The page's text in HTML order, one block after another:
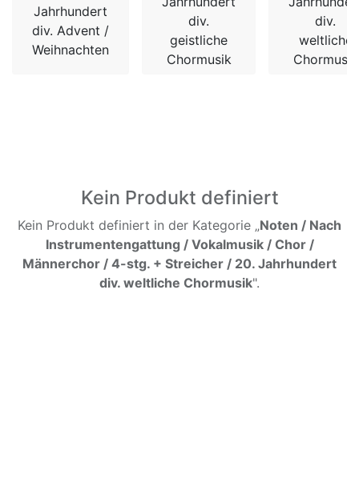
Jahrhundert
div. Advent /
Weihnachten
div.
geistliche
Chormusik
div.
weltliche
Chormusik
Kein Produkt definiert
Kein Produkt definiert in der Kategorie „Noten / Nach
Instrumentengattung / Vokalmusik / Chor /
Männerchor / 4-stg. + Streicher / 20. Jahrhundert
div. weltliche Chormusik".